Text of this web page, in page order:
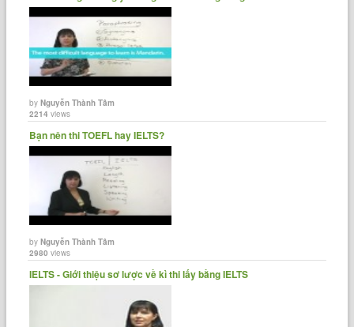
byNguyễn Thành Tâm
2214 views
Bạn nên thi TOEFL hay IELTS?
byNguyễn Thành Tâm
2980 views
IELTS - Giới thiệu sơ lược về kì thi lấy bằng IELTS